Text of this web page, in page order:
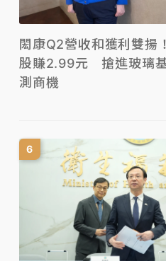
閎康Q2營收和獲利雙揚
股賺2.99元 搶進玻璃
測商機